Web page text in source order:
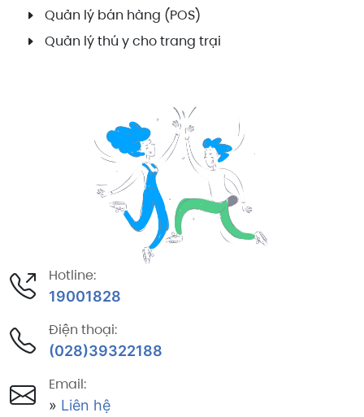
Quản lý bán hàng (POS)
Quản lý thú y cho trang trại
Hotline:
19001828
Điện thoại:
(028)39322188
Email:
» Liên hệ